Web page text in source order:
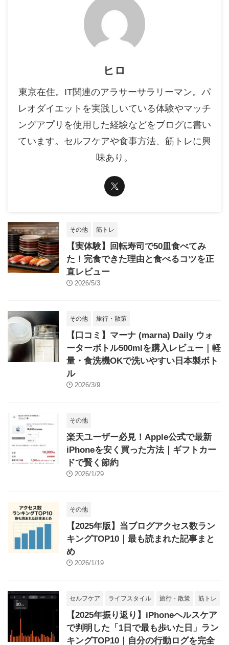
ヒロ
東京在住。IT関連のアラサーサラリーマン。パ
レオダイエットを実践しいている体験やマッチ
ングアプリを使用した経験などをブログに書い
ています。セルフケアや食事方法、筋トレに興
味あり。
その他 筋トレ
【実体験】回転寿司で50皿食べてみ
た！完食できた理由と食べるコツを正
直レビュー
2026/5/3
その他 旅行・散策
【口コミ】マーナ (marna) Daily ウォ
ーターボトル500mlを購入レビュー｜軽
量・食洗機OKで洗いやすい日本製ボト
ル
2026/3/9
その他
楽天ユーザー必見！Apple公式で最新
iPhoneを安く買った方法｜ギフトカー
ドで賢く節約
2026/1/29
その他
【2025年版】当ブログアクセス数ラン
キングTOP10｜最も読まれた記事まと
め
2026/1/19
セルフケア ライフスタイル 旅行・散策 筋トレ
【2025年振り返り】iPhoneヘルスケア
で判明した「1日で最も歩いた日」ラン
キングTOP10｜自分の行動ログを完全